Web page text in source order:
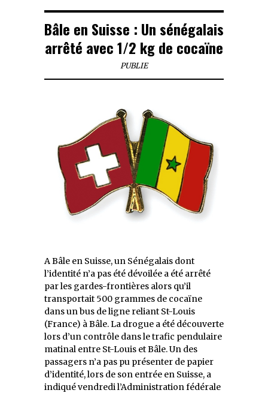
Bâle en Suisse : Un sénégalais
arrêté avec 1/2 kg de cocaïne
PUBLIE
A Bâle en Suisse, un Sénégalais dont
l’identité n’a pas été dévoilée a été arrêté
par les gardes-frontières alors qu’il
transportait 500 grammes de cocaïne
dans un bus de ligne reliant St-Louis
(France) à Bâle. La drogue a été découverte
lors d’un contrôle dans le trafic pendulaire
matinal entre St-Louis et Bâle. Un des
passagers n’a pas pu présenter de papier
d’identité, lors de son entrée en Suisse, a
indiqué vendredi l’Administration fédérale